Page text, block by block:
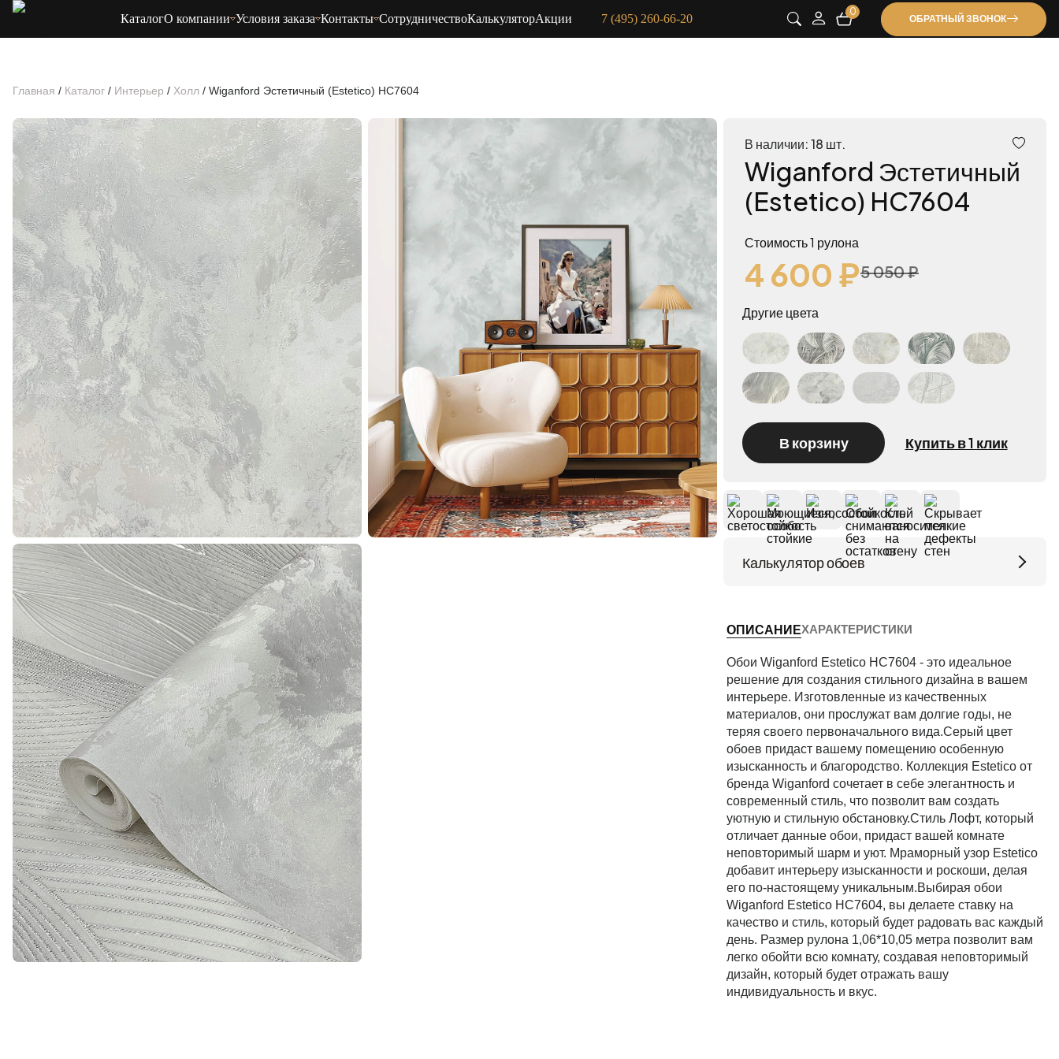
КаталогО компании Условия заказа Контакты СотрудничествоКалькуляторАкции 7 (495) 260-66-20
0
ОБРАТНЫЙ ЗВОНОК
Главная / Каталог / Интерьер / Холл / Wiganford Эстетичный (Estetico) HC7604
В наличии: 18 шт.
Wiganford Эстетичный
(Estetico) HC7604
Стоимость 1 рулона
4 600 ₽5 050 ₽
Другие цвета
В корзину Купить в 1 клик
Калькулятор обоев
Периметр комнаты (м)
Рассчитать
ОПИСАНИЕХАРАКТЕРИСТИКИ
Обои Wiganford Estetico HC7604 - это идеальное
решение для создания стильного дизайна в вашем
интерьере. Изготовленные из качественных
материалов, они прослужат вам долгие годы, не
теряя своего первоначального вида.Серый цвет
обоев придаст вашему помещению особенную
изысканность и благородство. Коллекция Estetico от
бренда Wiganford сочетает в себе элегантность и
современный стиль, что позволит вам создать
уютную и стильную обстановку.Стиль Лофт, который
отличает данные обои, придаст вашей комнате
неповторимый шарм и уют. Мраморный узор Estetico
добавит интерьеру изысканности и роскоши, делая
его по-настоящему уникальным.Выбирая обои
Wiganford Estetico HC7604, вы делаете ставку на
качество и стиль, который будет радовать вас каждый
день. Размер рулона 1,06*10,05 метра позволит вам
легко обойти всю комнату, создавая неповторимый
дизайн, который будет отражать вашу
индивидуальность и вкус.